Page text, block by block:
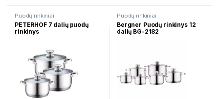
Puodų rinkiniai
PETERHOF 7 dalių puodų
rinkinys
Puodų rinkiniai
Bergner Puodų rinkinys 12
dalių BG-2182